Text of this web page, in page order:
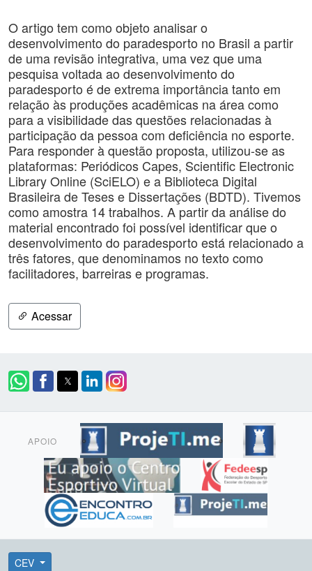
O artigo tem como objeto analisar o
desenvolvimento do paradesporto no Brasil a partir
de uma revisão integrativa, uma vez que uma
pesquisa voltada ao desenvolvimento do
paradesporto é de extrema importância tanto em
relação às produções acadêmicas na área como
para a visibilidade das questões relacionadas à
participação da pessoa com deficiência no esporte.
Para responder à questão proposta, utilizou-se as
plataformas: Periódicos Capes, Scientific Electronic
Library Online (SciELO) e a Biblioteca Digital
Brasileira de Teses e Dissertações (BDTD). Tivemos
como amostra 14 trabalhos. A partir da análise do
material encontrado foi possível identificar que o
desenvolvimento do paradesporto está relacionado a
três fatores, que denominamos no texto como
facilitadores, barreiras e programas.
Acessar
APOIO
CEV